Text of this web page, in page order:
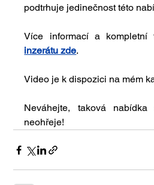
podtrhuje jedinečnost této
inzerátu zde.
Video je k dispozici na mém
Neváhejte, taková
neohřeje!